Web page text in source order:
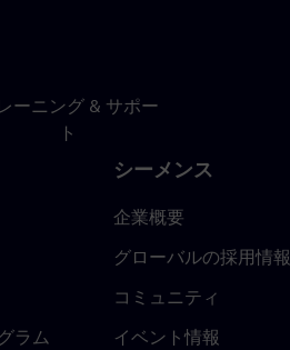
ーニング & サポー
ト
ラム
シーメンス
企業概要
グローバルの採用情報
コミュニティ
イベント情報